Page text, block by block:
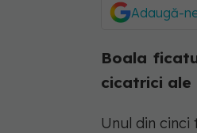
Adaugă-
Boala
cicatrici ale
Unul din